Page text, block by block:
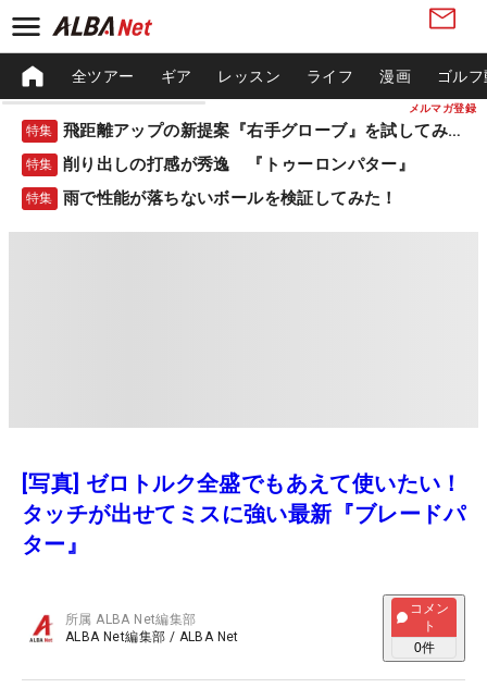
メルマガ登録
全ツアー ギア レッスン ライフ 漫画 ゴル
特集 飛距離アップの新提案『右手グローブ』を試してみた！
特集 削り出しの打感が秀逸 『トゥーロンパター』
特集 雨で性能が落ちないボールを検証してみた！
[写真] ゼロトルク全盛でもあえて使いたい！
タッチが出せてミスに強い最新『ブレードパ
ター』
所属ALBA Net編集部
ALBA Net編集部 / ALBA Net
コメン
ト
0件